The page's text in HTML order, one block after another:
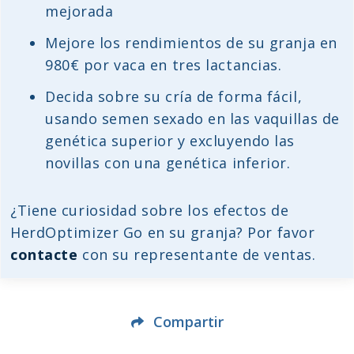
mejorada
Mejore los rendimientos de su granja en
980€ por vaca en tres lactancias.
Decida sobre su cría de forma fácil,
usando semen sexado en las vaquillas de
genética superior y excluyendo las
novillas con una genética inferior.
¿Tiene curiosidad sobre los efectos de
HerdOptimizer Go en su granja? Por favor
contacte con su representante de ventas.
Compartir